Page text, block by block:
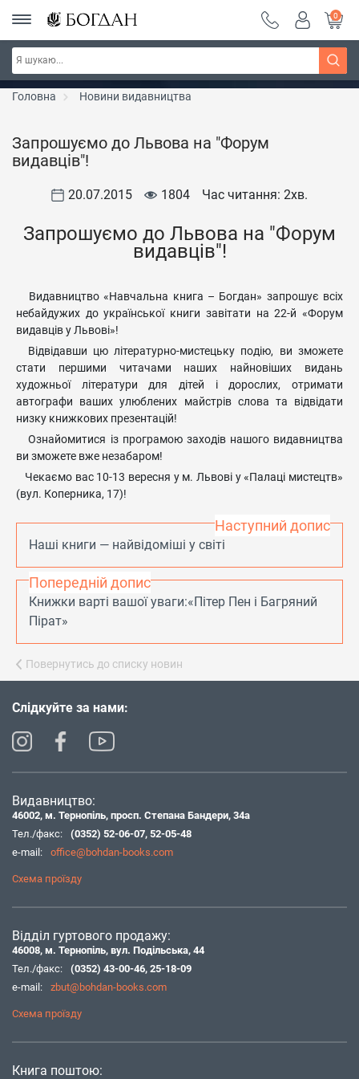
РОЗПРОДАЖ ~ 150 грн ~ 200 грн ~ 250 грн ~
300 грн ~ РОЗПРОДАЖ
Дізнатись більше
0
Головна Новини видавництва
Запрошуємо до Львова на "Форум
видавців"!
20.07.2015 1804 Час читання: 2хв.
Запрошуємо до Львова на "Форум
видавців"!
Видавництво «Навчальна книга – Богдан» запрошує всіх
небайдужих до української книги завітати на 22-й «Форум
видавців у Львові»!
Відвідавши цю літературно-мистецьку подію, ви зможете
стати першими читачами наших найновіших видань
художньої літератури для дітей і дорослих, отримати
автографи ваших улюблених майстрів слова та відвідати
низку книжкових презентацій!
Ознайомитися із програмою заходів нашого видавництва
ви зможете вже незабаром!
Чекаємо вас 10-13 вересня у м. Львові у «Палаці мистецтв»
(вул. Коперника, 17)!
Наступний допис
Наші книги — найвідоміші у світі
Попередній допис
Книжки варті вашої уваги:«Пітер Пен і Багряний
Пірат»
Повернутись до списку новин
Слідкуйте за нами:
Видавництво:
46002, м. Тернопіль, просп. Степана Бандери, 34а
Тел./факс:
(0352) 52-06-07, 52-05-48
e-mail:
office@bohdan-books.com
Схема проїзду
Відділ гуртового продажу:
46008, м. Тернопіль, вул. Подільська, 44
Тел./факс:
(0352) 43-00-46, 25-18-09
e-mail:
zbut@bohdan-books.com
Схема проїзду
Книга поштою: